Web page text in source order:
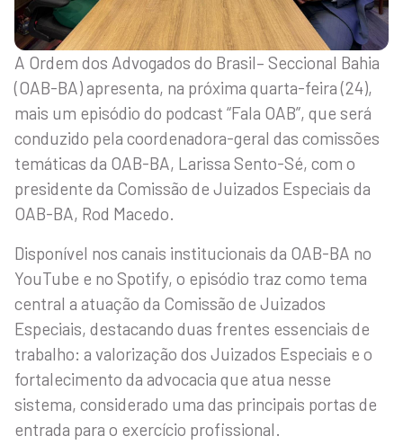
A Ordem dos Advogados do Brasil– Seccional Bahia
(OAB-BA) apresenta, na próxima quarta-feira (24),
mais um episódio do podcast “Fala OAB”, que será
conduzido pela coordenadora-geral das comissões
temáticas da OAB-BA, Larissa Sento-Sé, com o
presidente da Comissão de Juizados Especiais da
OAB-BA, Rod Macedo.
Disponível nos canais institucionais da OAB-BA no
YouTube e no Spotify, o episódio traz como tema
central a atuação da Comissão de Juizados
Especiais, destacando duas frentes essenciais de
trabalho: a valorização dos Juizados Especiais e o
fortalecimento da advocacia que atua nesse
sistema, considerado uma das principais portas de
entrada para o exercício profissional.